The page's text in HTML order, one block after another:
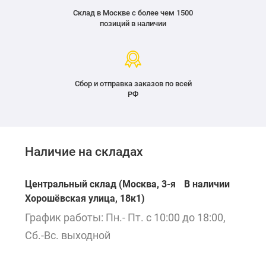
Склад в Москве с более чем 1500
позиций в наличии
Сбор и отправка заказов по всей
РФ
Наличие на складах
Центральный склад (Москва, 3-я
Хорошёвская улица, 18к1)
В наличии
График работы: Пн.- Пт. с 10:00 до 18:00,
Сб.-Вс. выходной